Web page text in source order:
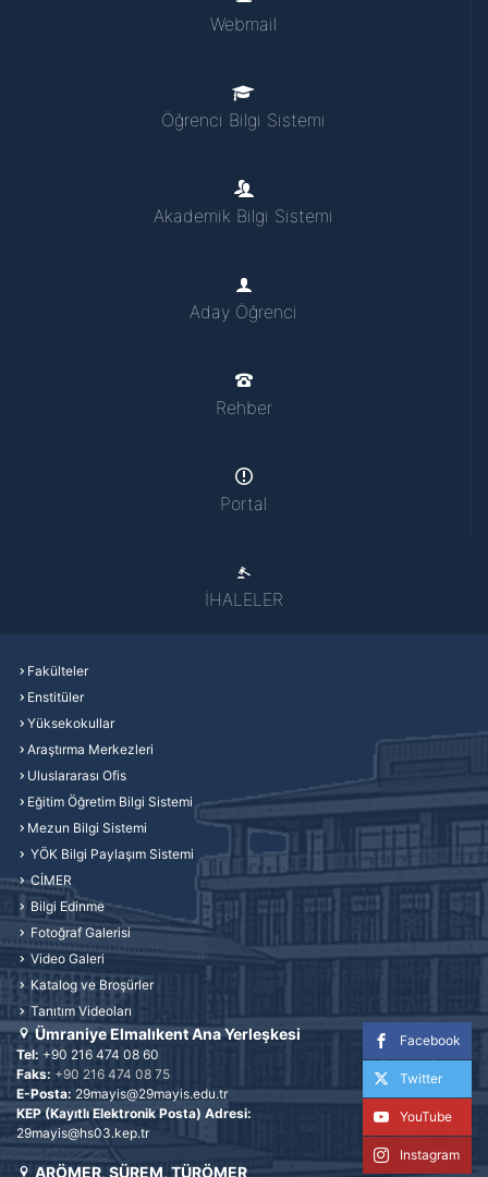
Webmail
Öğrenci Bilgi Sistemi
Akademik Bilgi Sistemi
Aday Öğrenci
Rehber
Portal
İHALELER
Fakülteler
Enstitüler
Yüksekokullar
Araştırma Merkezleri
Uluslararası Ofis
Eğitim Öğretim Bilgi Sistemi
Mezun Bilgi Sistemi
YÖK Bilgi Paylaşım Sistemi
CİMER
Bilgi Edinme
Fotoğraf Galerisi
Video Galeri
Katalog ve Broşürler
Tanıtım Videoları
Facebook
Twitter
YouTube
Instagram
Ümraniye Elmalıkent Ana Yerleşkesi
Tel: +90 216 474 08 60
Faks: +90 216 474 08 75
E-Posta: 29mayis@29mayis.edu.tr
KEP (Kayıtlı Elektronik Posta) Adresi:
29mayis@hs03.kep.tr
ARÖMER, SÜREM, TÜRÖMER